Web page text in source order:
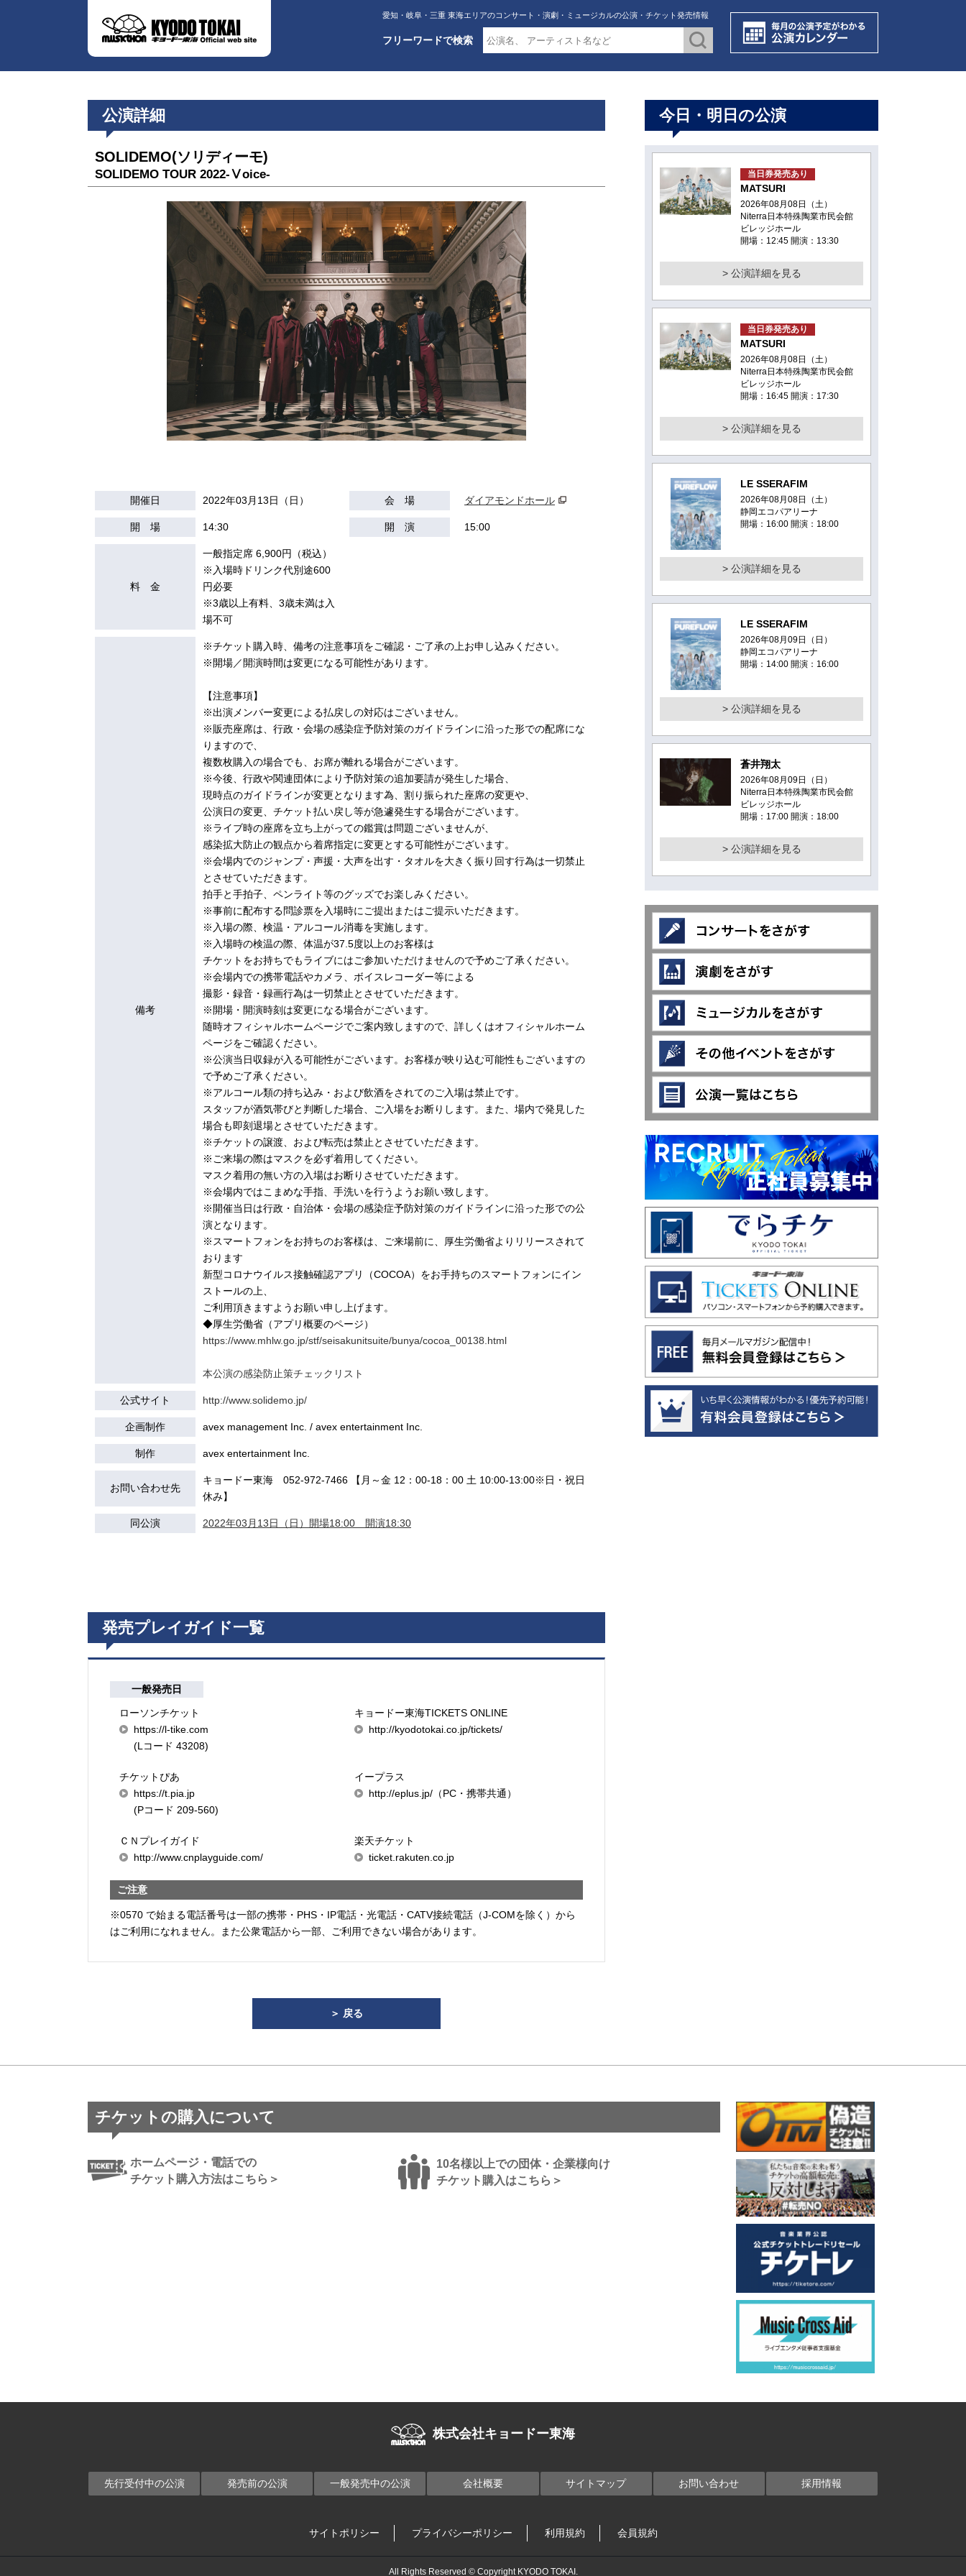
愛知・岐阜・三重 東海エリアのコンサート・演劇・ミュージカルの公演・チケット発売情報
フリーワードで検索
公演詳細
SOLIDEMO(ソリディーモ)
SOLIDEMO TOUR 2022-Ⅴoice-
開催日 2022年03月13日（日） 会 場 ダイアモンドホール
開 場 14:30 開 演 15:00
料 金
一般指定席 6,900円（税込）
※入場時ドリンク代別途600
円必要
※3歳以上有料、3歳未満は入
場不可
備考
※チケット購入時、備考の注意事項をご確認・ご了承の上お申し込みください。
※開場／開演時間は変更になる可能性があります。
【注意事項】
※出演メンバー変更による払戻しの対応はございません。
※販売座席は、行政・会場の感染症予防対策のガイドラインに沿った形での配席にな
りますので、
複数枚購入の場合でも、お席が離れる場合がございます。
※今後、行政や関連団体により予防対策の追加要請が発生した場合、
現時点のガイドラインが変更となります為、割り振られた座席の変更や、
公演日の変更、チケット払い戻し等が急遽発生する場合がございます。
※ライブ時の座席を立ち上がっての鑑賞は問題ございませんが、
感染拡大防止の観点から着席指定に変更とする可能性がございます。
※会場内でのジャンプ・声援・大声を出す・タオルを大きく振り回す行為は一切禁止
とさせていただきます。
拍手と手拍子、ペンライト等のグッズでお楽しみください。
※事前に配布する問診票を入場時にご提出またはご提示いただきます。
※入場の際、検温・アルコール消毒を実施します。
※入場時の検温の際、体温が37.5度以上のお客様は
チケットをお持ちでもライブにはご参加いただけませんので予めご了承ください。
※会場内での携帯電話やカメラ、ボイスレコーダー等による
撮影・録音・録画行為は一切禁止とさせていただきます。
※開場・開演時刻は変更になる場合がございます。
随時オフィシャルホームページでご案内致しますので、詳しくはオフィシャルホーム
ページをご確認ください。
※公演当日収録が入る可能性がございます。お客様が映り込む可能性もございますの
で予めご了承ください。
※アルコール類の持ち込み・および飲酒をされてのご入場は禁止です。
スタッフが酒気帯びと判断した場合、ご入場をお断りします。また、場内で発見した
場合も即刻退場とさせていただきます。
※チケットの譲渡、および転売は禁止とさせていただきます。
※ご来場の際はマスクを必ず着用してください。
マスク着用の無い方の入場はお断りさせていただきます。
※会場内ではこまめな手指、手洗いを行うようお願い致します。
※開催当日は行政・自治体・会場の感染症予防対策のガイドラインに沿った形での公
演となります。
※スマートフォンをお持ちのお客様は、ご来場前に、厚生労働省よりリリースされて
おります
新型コロナウイルス接触確認アプリ（COCOA）をお手持ちのスマートフォンにイン
ストールの上、
ご利用頂きますようお願い申し上げます。
◆厚生労働省（アプリ概要のページ）
https://www.mhlw.go.jp/stf/seisakunitsuite/bunya/cocoa_00138.html
本公演の感染防止策チェックリスト
公式サイト http://www.solidemo.jp/
企画制作 avex management Inc. / avex entertainment Inc.
制作 avex entertainment Inc.
お問い合わせ先
キョードー東海 052-972-7466 【月～金 12：00-18：00 土 10:00-13:00※日・祝日
休み】
同公演 2022年03月13日（日）開場18:00 開演18:30
発売プレイガイド一覧
一般発売日
ローソンチケット
https://l-tike.com
(Lコード 43208)
キョードー東海TICKETS ONLINE
http://kyodotokai.co.jp/tickets/
チケットぴあ
https://t.pia.jp
(Pコード 209-560)
イープラス
http://eplus.jp/（PC・携帯共通）
ＣＮプレイガイド
http://www.cnplayguide.com/
楽天チケット
ticket.rakuten.co.jp
ご注意
※0570 で始まる電話番号は一部の携帯・PHS・IP電話・光電話・CATV接続電話（J-COMを除く）から
はご利用になれません。また公衆電話から一部、ご利用できない場合があります。
＞ 戻る
今日・明日の公演
当日券発売あり
MATSURI
2026年08月08日（土）
Niterra日本特殊陶業市民会館
ビレッジホール
開場：12:45 開演：13:30
> 公演詳細を見る
当日券発売あり
MATSURI
2026年08月08日（土）
Niterra日本特殊陶業市民会館
ビレッジホール
開場：16:45 開演：17:30
> 公演詳細を見る
LE SSERAFIM
2026年08月08日（土）
静岡エコパアリーナ
開場：16:00 開演：18:00
> 公演詳細を見る
LE SSERAFIM
2026年08月09日（日）
静岡エコパアリーナ
開場：14:00 開演：16:00
> 公演詳細を見る
蒼井翔太
2026年08月09日（日）
Niterra日本特殊陶業市民会館
ビレッジホール
開場：17:00 開演：18:00
> 公演詳細を見る
チケットの購入について
ホームページ・電話での
チケット購入方法はこちら＞
10名様以上での団体・企業様向け
チケット購入はこちら＞
株式会社キョードー東海
先行受付中の公演 発売前の公演 一般発売中の公演 会社概要 サイトマップ お問い合わせ 採用情報
サイトポリシー プライバシーポリシー 利用規約 会員規約
All Rights Reserved © Copyright KYODO TOKAI.